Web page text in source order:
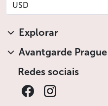
USD
Explorar
Avantgarde Prague
Redes sociais